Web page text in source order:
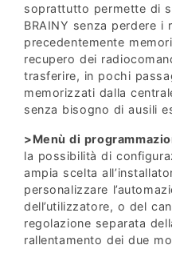
soprattutto permette di
BRAINY senza perdere i
precedentemente
recupero dei
trasferire, in pochi
memorizzati dalla
senza bisogno di ausili
>Menù di
la possibilità di
ampia scelta
personalizzare
dell’utilizzatore, o del
regolazione separata
rallentamento dei due